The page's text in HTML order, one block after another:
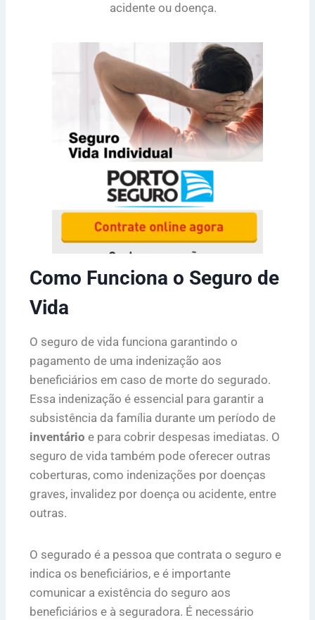
acidente ou doença.
Como Funciona o Seguro de
Vida
O seguro de vida funciona garantindo o
pagamento de uma indenização aos
beneficiários em caso de morte do segurado.
Essa indenização é essencial para garantir a
subsistência da família durante um período de
inventário e para cobrir despesas imediatas. O
seguro de vida também pode oferecer outras
coberturas, como indenizações por doenças
graves, invalidez por doença ou acidente, entre
outras.
O segurado é a pessoa que contrata o seguro e
indica os beneficiários, e é importante
comunicar a existência do seguro aos
beneficiários e à seguradora. É necessário